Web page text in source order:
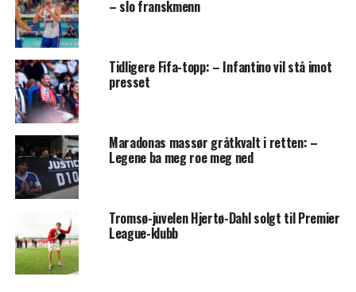
– slo franskmenn
Tidligere Fifa-topp: – Infantino vil stå imot
presset
Maradonas massør gråtkvalt i retten: –
Legene ba meg roe meg ned
Tromsø-juvelen Hjertø-Dahl solgt til Premier
League-klubb